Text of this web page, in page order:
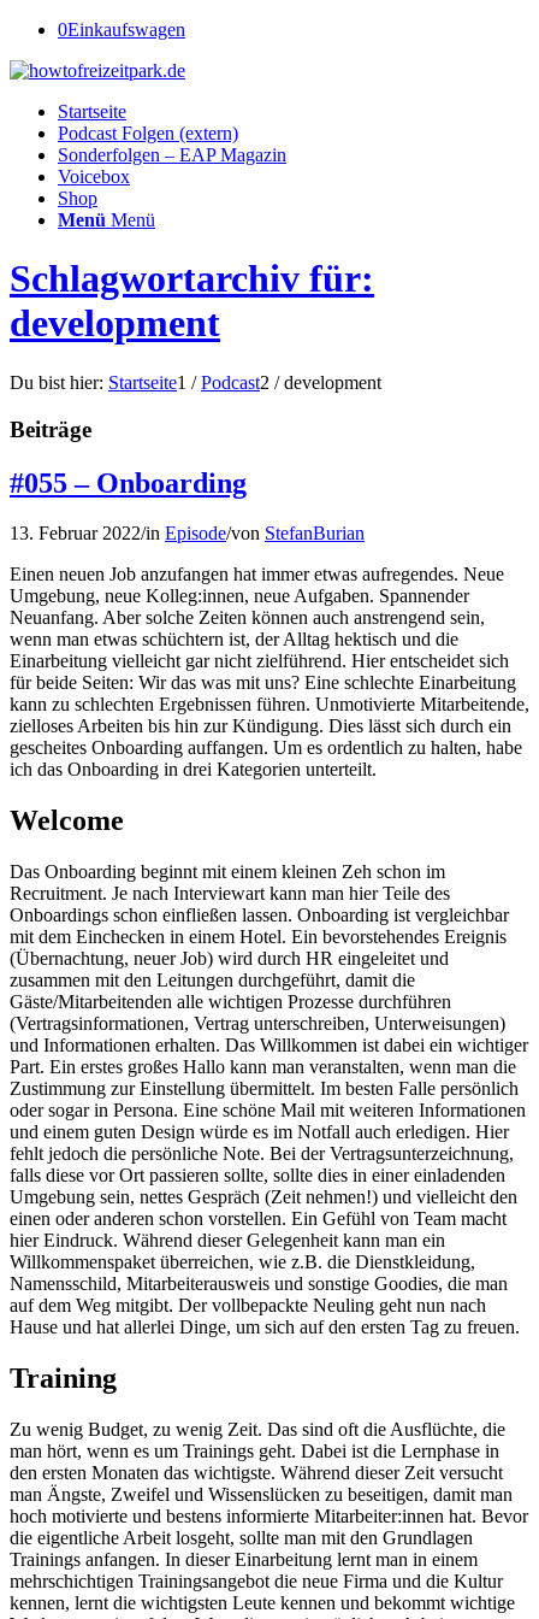
0Einkaufswagen
Startseite
Podcast Folgen (extern)
Sonderfolgen – EAP Magazin
Voicebox
Shop
Menü Menü
Schlagwortarchiv für:
development
Du bist hier: Startseite1 / Podcast2 / development
Beiträge
#055 – Onboarding
13. Februar 2022/in Episode/von StefanBurian
Einen neuen Job anzufangen hat immer etwas aufregendes. Neue
Umgebung, neue Kolleg:innen, neue Aufgaben. Spannender
Neuanfang. Aber solche Zeiten können auch anstrengend sein,
wenn man etwas schüchtern ist, der Alltag hektisch und die
Einarbeitung vielleicht gar nicht zielführend. Hier entscheidet sich
für beide Seiten: Wir das was mit uns? Eine schlechte Einarbeitung
kann zu schlechten Ergebnissen führen. Unmotivierte Mitarbeitende,
zielloses Arbeiten bis hin zur Kündigung. Dies lässt sich durch ein
gescheites Onboarding auffangen. Um es ordentlich zu halten, habe
ich das Onboarding in drei Kategorien unterteilt.
Welcome
Das Onboarding beginnt mit einem kleinen Zeh schon im
Recruitment. Je nach Interviewart kann man hier Teile des
Onboardings schon einfließen lassen. Onboarding ist vergleichbar
mit dem Einchecken in einem Hotel. Ein bevorstehendes Ereignis
(Übernachtung, neuer Job) wird durch HR eingeleitet und
zusammen mit den Leitungen durchgeführt, damit die
Gäste/Mitarbeitenden alle wichtigen Prozesse durchführen
(Vertragsinformationen, Vertrag unterschreiben, Unterweisungen)
und Informationen erhalten. Das Willkommen ist dabei ein wichtiger
Part. Ein erstes großes Hallo kann man veranstalten, wenn man die
Zustimmung zur Einstellung übermittelt. Im besten Falle persönlich
oder sogar in Persona. Eine schöne Mail mit weiteren Informationen
und einem guten Design würde es im Notfall auch erledigen. Hier
fehlt jedoch die persönliche Note. Bei der Vertragsunterzeichnung,
falls diese vor Ort passieren sollte, sollte dies in einer einladenden
Umgebung sein, nettes Gespräch (Zeit nehmen!) und vielleicht den
einen oder anderen schon vorstellen. Ein Gefühl von Team macht
hier Eindruck. Während dieser Gelegenheit kann man ein
Willkommenspaket überreichen, wie z.B. die Dienstkleidung,
Namensschild, Mitarbeiterausweis und sonstige Goodies, die man
auf dem Weg mitgibt. Der vollbepackte Neuling geht nun nach
Hause und hat allerlei Dinge, um sich auf den ersten Tag zu freuen.
Training
Zu wenig Budget, zu wenig Zeit. Das sind oft die Ausflüchte, die
man hört, wenn es um Trainings geht. Dabei ist die Lernphase in
den ersten Monaten das wichtigste. Während dieser Zeit versucht
man Ängste, Zweifel und Wissenslücken zu beseitigen, damit man
hoch motivierte und bestens informierte Mitarbeiter:innen hat. Bevor
die eigentliche Arbeit losgeht, sollte man mit den Grundlagen
Trainings anfangen. In dieser Einarbeitung lernt man in einem
mehrschichtigen Trainingsangebot die neue Firma und die Kultur
kennen, lernt die wichtigsten Leute kennen und bekommt wichtige